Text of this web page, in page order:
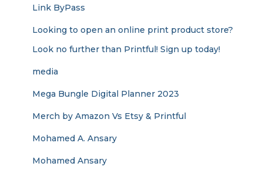
Link ByPass
Looking to open an online print product store?
Look no further than Printful! Sign up today!
media
Mega Bungle Digital Planner 2023
Merch by Amazon Vs Etsy & Printful
Mohamed A. Ansary
Mohamed Ansary